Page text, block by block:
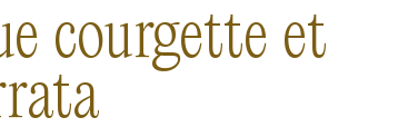
courgette et